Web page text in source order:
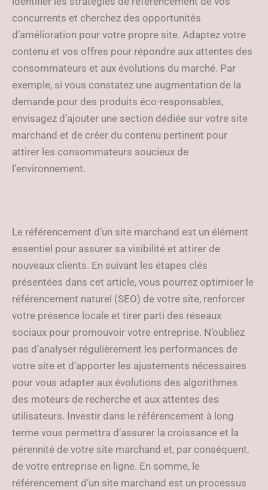
concurrents et cherchez des opportunités
d’amélioration pour votre propre site. Adaptez votre
contenu et vos offres pour répondre aux attentes des
consommateurs et aux évolutions du marché. Par
exemple, si vous constatez une augmentation de la
demande pour des produits éco-responsables,
envisagez d’ajouter une section dédiée sur votre site
marchand et de créer du contenu pertinent pour
attirer les consommateurs soucieux de
l’environnement.
Le référencement d’un site marchand est un élément
essentiel pour assurer sa visibilité et attirer de
nouveaux clients. En suivant les étapes clés
présentées dans cet article, vous pourrez optimiser le
référencement naturel (SEO) de votre site, renforcer
votre présence locale et tirer parti des réseaux
sociaux pour promouvoir votre entreprise. N’oubliez
pas d’analyser régulièrement les performances de
votre site et d’apporter les ajustements nécessaires
pour vous adapter aux évolutions des algorithmes
des moteurs de recherche et aux attentes des
utilisateurs. Investir dans le référencement à long
terme vous permettra d’assurer la croissance et la
pérennité de votre site marchand et, par conséquent,
de votre entreprise en ligne. En somme, le
référencement d’un site marchand est un processus